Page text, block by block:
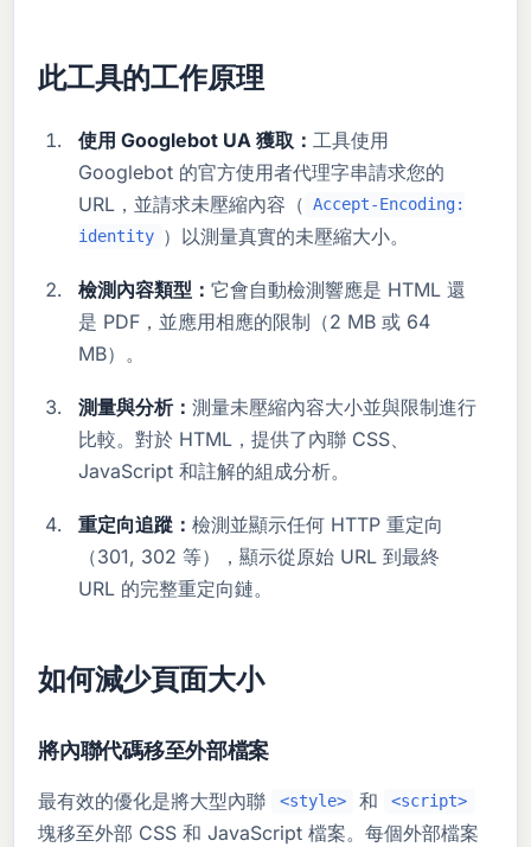
此工具的工作原理
使用 Googlebot UA 獲取： 工具使用
Googlebot 的官方使用者代理字串請求您的
URL，並請求未壓縮內容（ Accept-Encoding:
identity ）以測量真實的未壓縮大小。
檢測內容類型：它會自動檢測響應是 HTML 還
是 PDF，並應用相應的限制（2 MB 或 64
MB）。
測量與分析：測量未壓縮內容大小並與限制進行
比較。對於 HTML，提供了內聯 CSS、
JavaScript 和註解的組成分析。
重定向追蹤：檢測並顯示任何 HTTP 重定向
（301, 302 等），顯示從原始 URL 到最終
URL 的完整重定向鏈。
如何減少頁面大小
將內聯代碼移至外部檔案
最有效的優化是將大型內聯 <style> 和 <script>
塊移至外部 CSS 和 JavaScript 檔案。每個外部檔案